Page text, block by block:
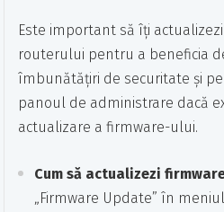
Este important să îți
routerului pentru a beneficia
îmbunătățiri de securitate și
panoul de administrare dacă
actualizare a firmware-ului.
Cum să actualizezi
„Firmware Update” în